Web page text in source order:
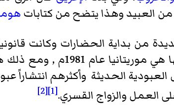
العبيد وهذا يتضح من كتابات
من بداية الحضارات وكانت
الحديثة وأكثرهم انتشاراً
العمل والزواج القسري.[1]
[2]